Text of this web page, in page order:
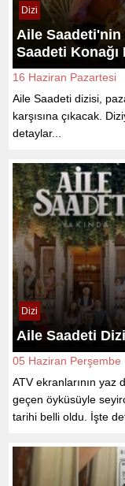
Dizi
Aile
Saadeti Konağı
16 Haziran Pazartesi
Aile Saadeti dizisi,
karşısına çıkacak.
detaylar...
Dizi
Aile Saadeti
05 Haziran Perşembe
ATV ekranlarının yaz
geçen öyküsüyle
tarihi belli oldu. İşte